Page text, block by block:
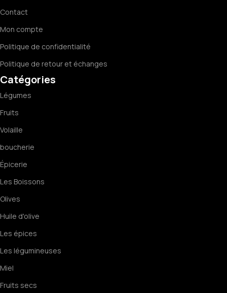
Contact
Mon compte
Politique de confidentialité
Politique de retour et échanges
Catégories
Légumes
Fruits
Volaille
boucherie
Épicerie
Les Boissons
Olives
Huile d'olive
Les épices
Les légumineuses
Miel
Fruits secs